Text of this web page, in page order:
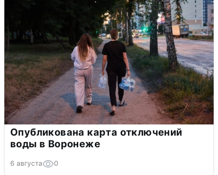
Опубликована карта отключений
воды в Воронеже
6 августа 0